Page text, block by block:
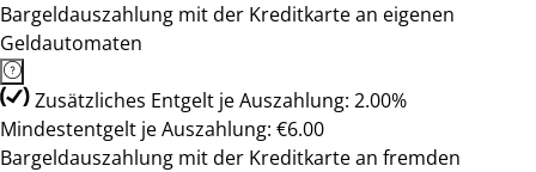
Bargeldauszahlung mit der Kreditkarte an eigenen
Geldautomaten
Zusätzliches Entgelt je Auszahlung: 2.00%
Mindestentgelt je Auszahlung: €6.00
Bargeldauszahlung mit der Kreditkarte an fremden